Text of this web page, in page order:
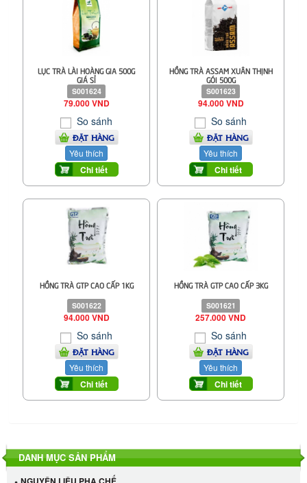
LỤC TRÀ LÀI HOÀNG GIA 500G
GIÁ SỈ
S001624
79.000 VND
So sánh
ĐẶT HÀNG
Yêu thích
Chi tiết
HỒNG TRÀ ASSAM XUÂN THỊNH
GÓI 500G
S001623
94.000 VND
So sánh
ĐẶT HÀNG
Yêu thích
Chi tiết
HỒNG TRÀ GTP CAO CẤP 1KG
S001622
94.000 VND
So sánh
ĐẶT HÀNG
Yêu thích
Chi tiết
HỒNG TRÀ GTP CAO CẤP 3KG
S001621
257.000 VND
So sánh
ĐẶT HÀNG
Yêu thích
Chi tiết
DANH MỤC SẢN PHẨM